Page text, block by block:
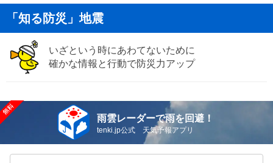
「知る防災」地震
いざという時にあわてないために
確かな情報と行動で防災力アップ
雨雲レーダーで雨を回避！
tenki.jp公式 天気予報アプリ